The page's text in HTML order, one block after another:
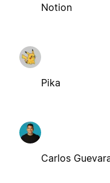
Notion
Pika
Carlos